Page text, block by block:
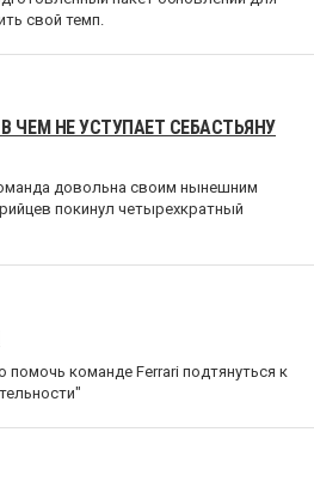
свой темп.
ЧЕМ НЕ УСТУПАЕТ СЕБАСТЬЯНУ
довольна своим нынешним
покинул четырехкратный
команде Ferrari подтянуться к